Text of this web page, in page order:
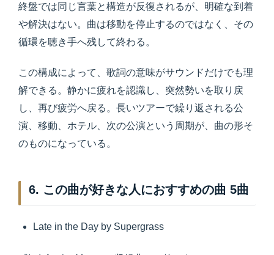
終盤では同じ言葉と構造が反復されるが、明確な到着
や解決はない。曲は移動を停止するのではなく、その
循環を聴き手へ残して終わる。
この構成によって、歌詞の意味がサウンドだけでも理
解できる。静かに疲れを認識し、突然勢いを取り戻
し、再び疲労へ戻る。長いツアーで繰り返される公
演、移動、ホテル、次の公演という周期が、曲の形そ
のものになっている。
6. この曲が好きな人におすすめの曲 5曲
Late in the Day by Supergrass